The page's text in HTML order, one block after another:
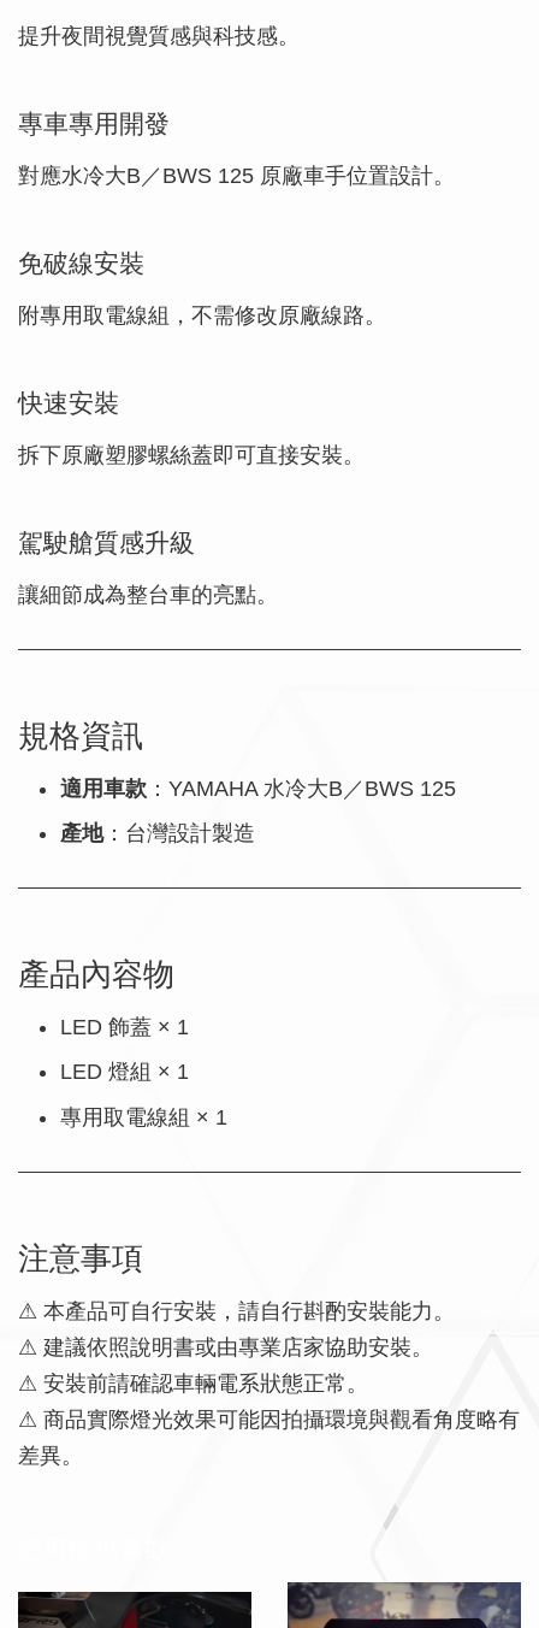
提升夜間視覺質感與科技感。
專車專用開發
對應水冷大B／BWS 125 原廠車手位置設計。
免破線安裝
附專用取電線組，不需修改原廠線路。
快速安裝
拆下原廠塑膠螺絲蓋即可直接安裝。
駕駛艙質感升級
讓細節成為整台車的亮點。
規格資訊
適用車款 ：YAMAHA 水冷大B／BWS 125
產地：台灣設計製造
產品內容物
LED 飾蓋 × 1
LED 燈組 × 1
專用取電線組 × 1
注意事項
⚠ 本產品可自行安裝，請自行斟酌安裝能力。
⚠ 建議依照說明書或由專業店家協助安裝。
⚠ 安裝前請確認車輛電系狀態正常。
⚠ 商品實際燈光效果可能因拍攝環境與觀看角度略有
差異。